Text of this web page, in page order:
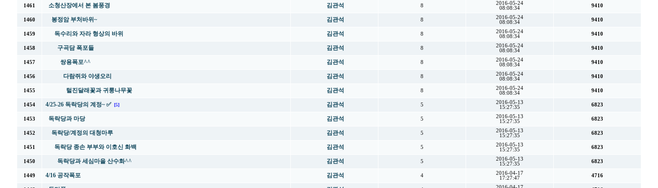
1461 소청산장에서 본 봄풍경 김관석 8
2016-05-24
08:08:34
9410
1460 봉정암 부처바위~ 김관석 8
2016-05-24
08:08:34
9410
1459 독수리와 자라 형상의 바위 김관석 8
2016-05-24
08:08:34
9410
1458 구곡담 폭포들 김관석 8
2016-05-24
08:08:34
9410
1457 쌍용폭포^^ 김관석 8
2016-05-24
08:08:34
9410
1456 다람쥐와 야생오리 김관석 8
2016-05-24
08:08:34
9410
1455 털진달래꽃과 귀룽나무꽃 김관석 8
2016-05-24
08:08:34
9410
1454 4/25-26 독락당의 계정~ ✅ [5] 김관석 5
2016-05-13
15:27:35
6823
1453 독락당과 마당 김관석 5
2016-05-13
15:27:35
6823
1452 독락당/계정의 대청마루 김관석 5
2016-05-13
15:27:35
6823
1451 독락당 종손 부부와 이호신 화백 김관석 5
2016-05-13
15:27:35
6823
1450 독락당과 세심마을 산수화^^ 김관석 5
2016-05-13
15:27:35
6823
1449 4/16 공작폭포 김관석 4
2016-04-17
17:27:47
4716